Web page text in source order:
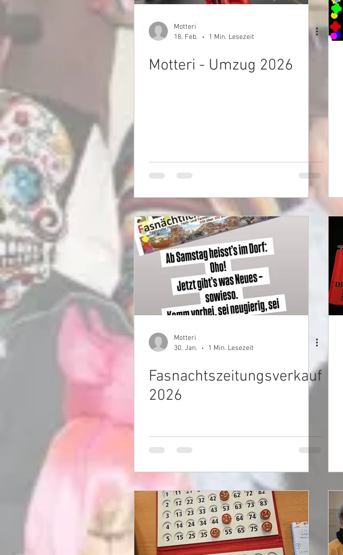
Motteri
18. Feb.
1 Min. Lesezeit
Motteri - Umzug 2026
Motteri
30. Jan.
1 Min. Lesezeit
Fasnachtszeitungsverkauf
2026